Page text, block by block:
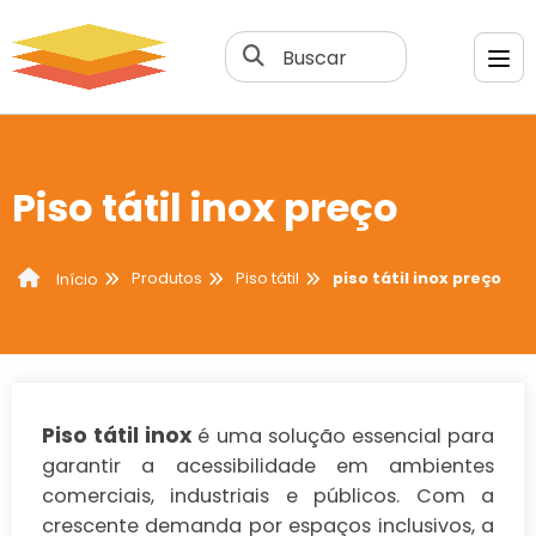
Buscar
Piso tátil inox preço
Início Produtos Piso tátil piso tátil inox preço
Piso tátil inox é uma solução essencial para
garantir a acessibilidade em ambientes
comerciais, industriais e públicos. Com a
crescente demanda por espaços inclusivos, a